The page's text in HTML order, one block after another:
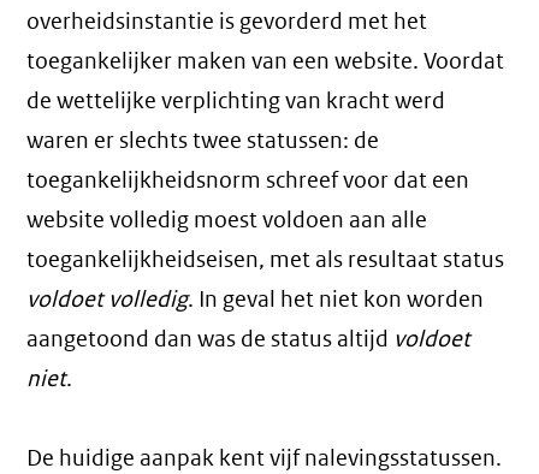
overheidsinstantie is gevorderd met het
toegankelijker maken van een website. Voordat
de wettelijke verplichting van kracht werd
waren er slechts twee statussen: de
toegankelijkheidsnorm schreef voor dat een
website volledig moest voldoen aan alle
toegankelijkheidseisen, met als resultaat status
voldoet volledig. In geval het niet kon worden
aangetoond dan was de status altijd voldoet
niet.
De huidige aanpak kent vijf nalevingsstatussen.